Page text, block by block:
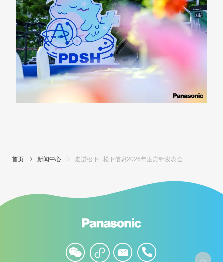
首页 新闻中心 走进松下 | 松下信息2026年度方针发表会高能回顾
咨询电话
+86-21-2225-3200